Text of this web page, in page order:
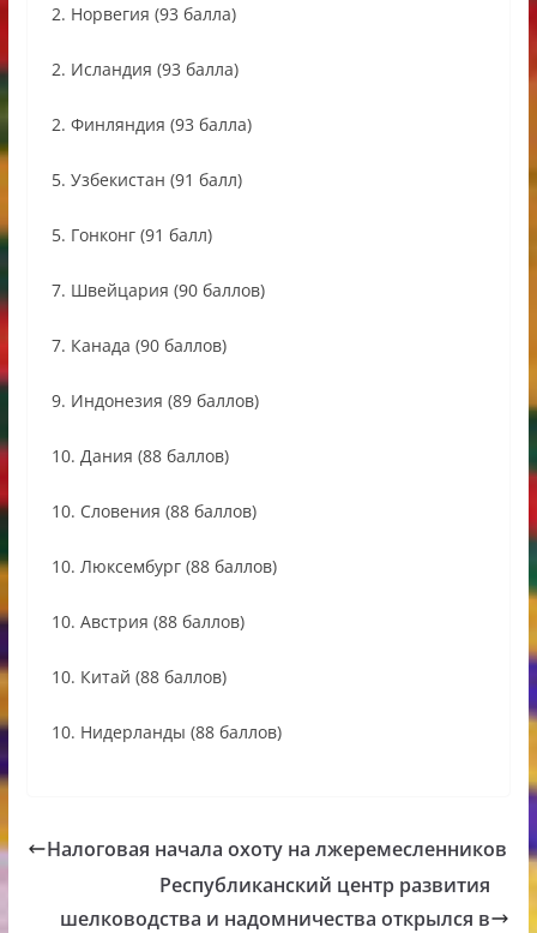
2. Норвегия (93 балла)
2. Исландия (93 балла)
2. Финляндия (93 балла)
5. Узбекистан (91 балл)
5. Гонконг (91 балл)
7. Швейцария (90 баллов)
7. Канада (90 баллов)
9. Индонезия (89 баллов)
10. Дания (88 баллов)
10. Словения (88 баллов)
10. Люксембург (88 баллов)
10. Австрия (88 баллов)
10. Китай (88 баллов)
10. Нидерланды (88 баллов)
Налоговая начала охоту на лжеремесленников
Республиканский центр развития
шелководства и надомничества открылся в